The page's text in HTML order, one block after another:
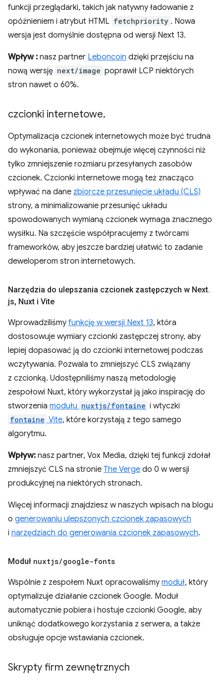
funkcji przeglądarki, takich jak natywny ładowanie z
opóźnieniem i atrybut HTML fetchpriority . Nowa
wersja jest domyślnie dostępna od wersji Next 13.
Wpływ : nasz partner Leboncoin dzięki przejściu na
nową wersję next/image poprawił LCP niektórych
stron nawet o 60%.
czcionki internetowe,
Optymalizacja czcionek internetowych może być trudna
do wykonania, ponieważ obejmuje więcej czynności niż
tylko zmniejszenie rozmiaru przesyłanych zasobów
czcionek. Czcionki internetowe mogą też znacząco
wpływać na dane zbiorcze przesunięcie układu (CLS)
strony, a minimalizowanie przesunięć układu
spowodowanych wymianą czcionek wymaga znacznego
wysiłku. Na szczęście współpracujemy z twórcami
frameworków, aby jeszcze bardziej ułatwić to zadanie
deweloperom stron internetowych.
Narzędzia do ulepszania czcionek zastępczych w Next.
js, Nuxt i Vite
Wprowadziliśmy funkcję w wersji Next 13, która
dostosowuje wymiary czcionki zastępczej strony, aby
lepiej dopasować ją do czcionki internetowej podczas
wczytywania. Pozwala to zmniejszyć CLS związany
z czcionką. Udostępniliśmy naszą metodologię
zespołowi Nuxt, który wykorzystał ją jako inspirację do
stworzenia modułu nuxtjs/fontaine i wtyczki
fontaine Vite, które korzystają z tego samego
algorytmu.
Wpływ: nasz partner, Vox Media, dzięki tej funkcji zdołał
zmniejszyć CLS na stronie The Verge do 0 w wersji
produkcyjnej na niektórych stronach.
Więcej informacji znajdziesz w naszych wpisach na blogu
o generowaniu ulepszonych czcionek zapasowych
i narzędziach do generowania czcionek zapasowych.
Moduł nuxtjs/google-fonts
Wspólnie z zespołem Nuxt opracowaliśmy moduł, który
optymalizuje działanie czcionek Google. Moduł
automatycznie pobiera i hostuje czcionki Google, aby
uniknąć dodatkowego korzystania z serwera, a także
obsługuje opcje wstawiania czcionek.
Skrypty firm zewnętrznych